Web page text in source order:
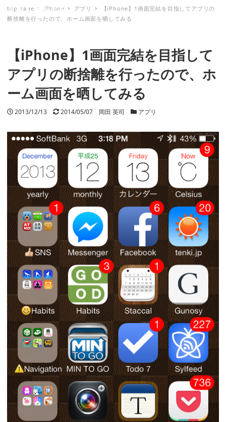
ミナトノキズナ
top page iPhone アプリ
【iPhone】1画面完結を目指してアプリの
断捨離を行ったので、ホーム画面を晒してみる
【iPhone】1画面完結を目指して
アプリの断捨離を行ったので、ホ
ーム画面を晒してみる
投稿日
2013/12/13 更新日
2014/05/07 著者
岡田 英司 カテゴリー
アプリ